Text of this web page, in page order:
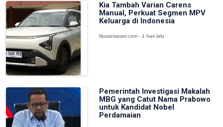
Kia Tambah Varian Carens
Manual, Perkuat Segmen MPV
Keluarga di Indonesia
Nusantaratv.com - 1 hari lalu
Pemerintah Investigasi Makalah
MBG yang Catut Nama Prabowo
untuk Kandidat Nobel
Perdamaian